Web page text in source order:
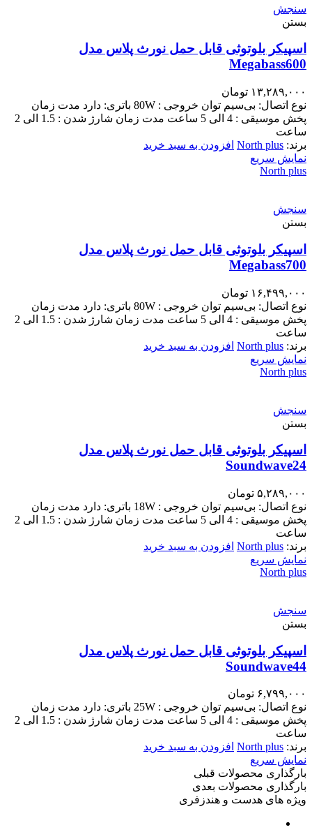
سنجش
بستن
اسپیکر بلوتوثی قابل حمل نورث پلاس مدل
Megabass600
۱۳,۲۸۹,۰۰۰ تومان
نوع اتصال: بی‌سیم توان خروجی : 80W باتری: دارد مدت زمان
پخش موسیقی : 4 الی 5 ساعت مدت زمان شارژ شدن : 1.5 الی 2
ساعت
برند: North plus افزودن به سبد خرید
نمایش سریع
North plus
سنجش
بستن
اسپیکر بلوتوثی قابل حمل نورث پلاس مدل
Megabass700
۱۶,۴۹۹,۰۰۰ تومان
نوع اتصال: بی‌سیم توان خروجی : 80W باتری: دارد مدت زمان
پخش موسیقی : 4 الی 5 ساعت مدت زمان شارژ شدن : 1.5 الی 2
ساعت
برند: North plus افزودن به سبد خرید
نمایش سریع
North plus
سنجش
بستن
اسپیکر بلوتوثی قابل حمل نورث پلاس مدل
Soundwave24
۵,۲۸۹,۰۰۰ تومان
نوع اتصال: بی‌سیم توان خروجی : 18W باتری: دارد مدت زمان
پخش موسیقی : 4 الی 5 ساعت مدت زمان شارژ شدن : 1.5 الی 2
ساعت
برند: North plus افزودن به سبد خرید
نمایش سریع
North plus
سنجش
بستن
اسپیکر بلوتوثی قابل حمل نورث پلاس مدل
Soundwave44
۶,۷۹۹,۰۰۰ تومان
نوع اتصال: بی‌سیم توان خروجی : 25W باتری: دارد مدت زمان
پخش موسیقی : 4 الی 5 ساعت مدت زمان شارژ شدن : 1.5 الی 2
ساعت
برند: North plus افزودن به سبد خرید
نمایش سریع
بارگذاری محصولات قبلی
بارگذاری محصولات بعدی
ویژه های هدست و هندزفری